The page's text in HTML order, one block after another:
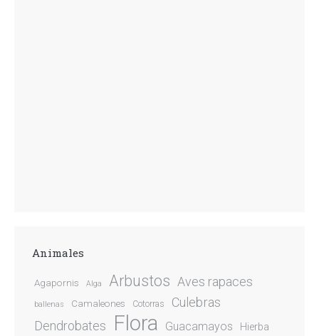
Animales
Agapornis Alga Arbustos Aves rapaces
ballenas Camaleones Cotorras Culebras
Dendrobates Flora Guacamayos Hierba